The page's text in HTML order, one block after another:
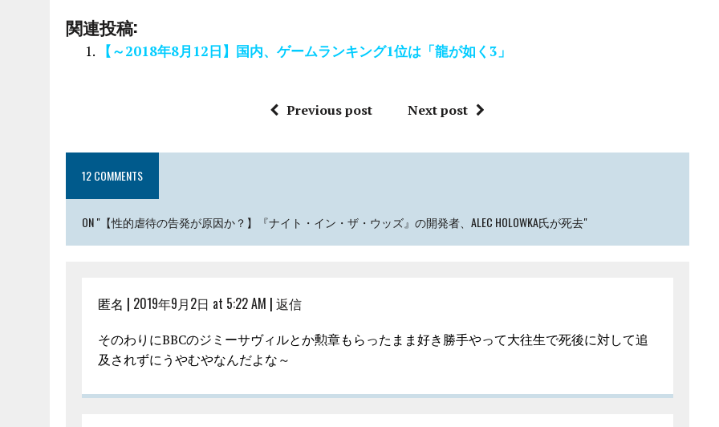
関連投稿:
【～2018年8月12日】国内、ゲームランキング1位は「龍が如く3」
Previous post Next post
12 COMMENTS
ON "【性的虐待の告発が原因か？】『ナイト・イン・ザ・ウッズ』の開発者、ALEC HOLOWKA氏が死去"
匿名 | 2019年9月2日 at 5:22 AM | 返信
そのわりにBBCのジミーサヴィルとか勲章もらったまま好き勝手やって大往生で死後に対して追
及されずにうやむやなんだよな～